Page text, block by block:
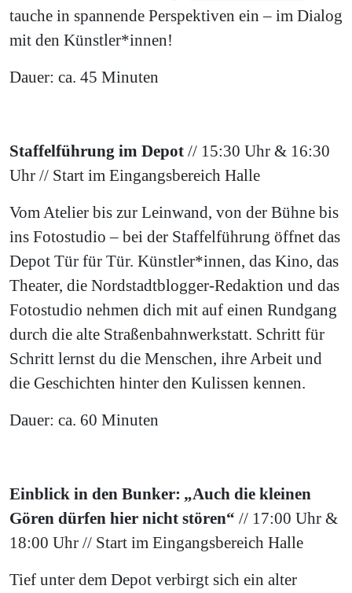
tauche in spannende Perspektiven ein – im Dialog
mit den Künstler*innen!
Dauer: ca. 45 Minuten
Staffelführung im Depot // 15:30 Uhr & 16:30
Uhr // Start im Eingangsbereich Halle
Vom Atelier bis zur Leinwand, von der Bühne bis
ins Fotostudio – bei der Staffelführung öffnet das
Depot Tür für Tür. Künstler*innen, das Kino, das
Theater, die Nordstadtblogger-Redaktion und das
Fotostudio nehmen dich mit auf einen Rundgang
durch die alte Straßenbahnwerkstatt. Schritt für
Schritt lernst du die Menschen, ihre Arbeit und
die Geschichten hinter den Kulissen kennen.
Dauer: ca. 60 Minuten
Einblick in den Bunker: „Auch die kleinen
Gören dürfen hier nicht stören“ // 17:00 Uhr &
18:00 Uhr // Start im Eingangsbereich Halle
Tief unter dem Depot verbirgt sich ein alter